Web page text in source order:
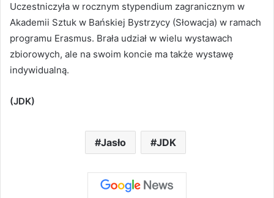
Uczestniczyła w rocznym stypendium zagranicznym w
Akademii Sztuk w Bańskiej Bystrzycy (Słowacja) w ramach
programu Erasmus. Brała udział w wielu wystawach
zbiorowych, ale na swoim koncie ma także wystawę
indywidualną.
(JDK)
Jasło JDK